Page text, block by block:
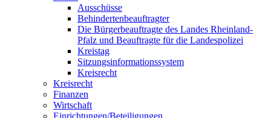
Ausschüsse
Behindertenbeauftragter
Die Bürgerbeauftragte des Landes Rheinland-
Pfalz und Beauftragte für die Landespolizei
Kreistag
Sitzungsinformationssystem
Kreisrecht
Kreisrecht
Finanzen
Wirtschaft
Einrichtungen/Beteiligungen